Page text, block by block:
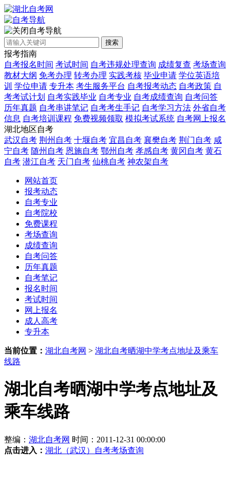
自考导航
搜索
报考指南
自考报名时间 考试时间 自考违规处理查询 成绩复查 考场查询
教材大纲 免考办理 转考办理 实践考核 毕业申请 学位英语培
训 学位申请 专升本 考生服务平台 自考报考动态 自考政策 自
考考试计划 自考实践毕业 自考专业 自考成绩查询 自考问答
历年真题 自考串讲笔记 自考考生手记 自考学习方法 外省自考
信息 自考培训课程 免费视频领取 模拟考试系统 自考网上报名
湖北地区自考
武汉自考 荆州自考 十堰自考 宜昌自考 襄樊自考 荆门自考 咸
宁自考 随州自考 恩施自考 鄂州自考 孝感自考 黄冈自考 黄石
自考 潜江自考 天门自考 仙桃自考 神农架自考
网站首页
报考动态
自考专业
自考院校
免费课程
考场查询
成绩查询
自考问答
历年真题
自考笔记
报名时间
考试时间
网上报名
成人高考
专升本
当前位置： 湖北自考网 > 湖北自考晒湖中学考点地址及乘车
线路
湖北自考晒湖中学考点地址及
乘车线路
整编： 湖北自考网 时间：2011-12-31 00:00:00
点击进入： 湖北（武汉）自考考场查询